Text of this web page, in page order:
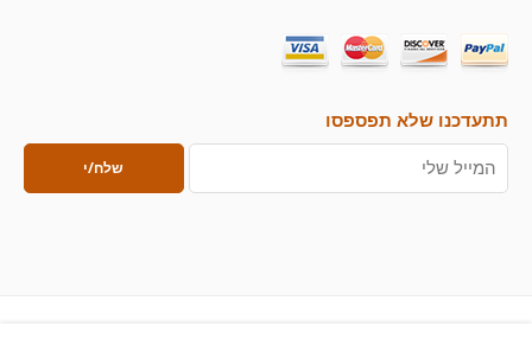
תתעדכנו שלא תפספסו